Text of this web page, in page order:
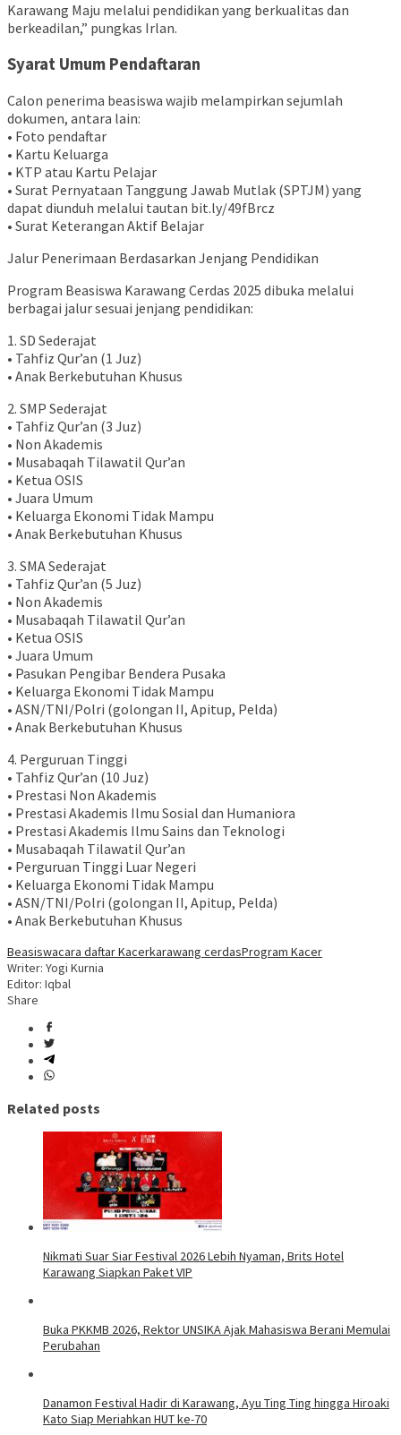
Karawang Maju melalui pendidikan yang berkualitas dan
berkeadilan,” pungkas Irlan.
Syarat Umum Pendaftaran
Calon penerima beasiswa wajib melampirkan sejumlah
dokumen, antara lain:
• Foto pendaftar
• Kartu Keluarga
• KTP atau Kartu Pelajar
• Surat Pernyataan Tanggung Jawab Mutlak (SPTJM) yang
dapat diunduh melalui tautan bit.ly/49fBrcz
• Surat Keterangan Aktif Belajar
Jalur Penerimaan Berdasarkan Jenjang Pendidikan
Program Beasiswa Karawang Cerdas 2025 dibuka melalui
berbagai jalur sesuai jenjang pendidikan:
1. SD Sederajat
• Tahfiz Qur’an (1 Juz)
• Anak Berkebutuhan Khusus
2. SMP Sederajat
• Tahfiz Qur’an (3 Juz)
• Non Akademis
• Musabaqah Tilawatil Qur’an
• Ketua OSIS
• Juara Umum
• Keluarga Ekonomi Tidak Mampu
• Anak Berkebutuhan Khusus
3. SMA Sederajat
• Tahfiz Qur’an (5 Juz)
• Non Akademis
• Musabaqah Tilawatil Qur’an
• Ketua OSIS
• Juara Umum
• Pasukan Pengibar Bendera Pusaka
• Keluarga Ekonomi Tidak Mampu
• ASN/TNI/Polri (golongan II, Apitup, Pelda)
• Anak Berkebutuhan Khusus
4. Perguruan Tinggi
• Tahfiz Qur’an (10 Juz)
• Prestasi Non Akademis
• Prestasi Akademis Ilmu Sosial dan Humaniora
• Prestasi Akademis Ilmu Sains dan Teknologi
• Musabaqah Tilawatil Qur’an
• Perguruan Tinggi Luar Negeri
• Keluarga Ekonomi Tidak Mampu
• ASN/TNI/Polri (golongan II, Apitup, Pelda)
• Anak Berkebutuhan Khusus
Beasiswacara daftar Kacerkarawang cerdasProgram Kacer
Writer: Yogi Kurnia
Editor: Iqbal
Share
Related posts
Nikmati Suar Siar Festival 2026 Lebih Nyaman, Brits Hotel
Karawang Siapkan Paket VIP
Buka PKKMB 2026, Rektor UNSIKA Ajak Mahasiswa Berani Memulai
Perubahan
Danamon Festival Hadir di Karawang, Ayu Ting Ting hingga Hiroaki
Kato Siap Meriahkan HUT ke-70